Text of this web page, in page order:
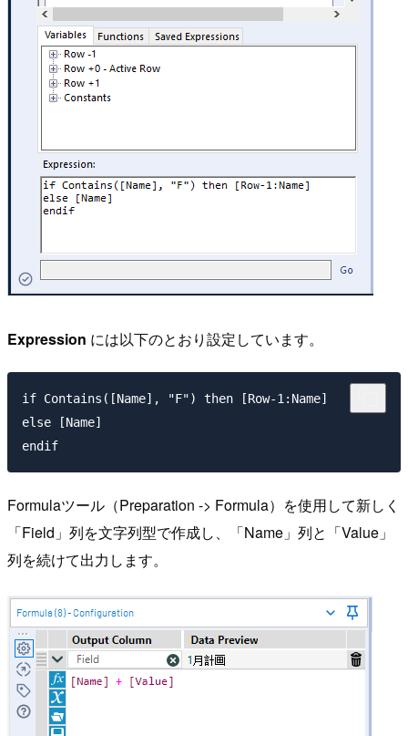
Expression には以下のとおり設定しています。
if Contains([Name], "F") then [Row-1:Name]
else [Name]
endif
Formulaツール（Preparation -> Formula）を使用して新しく
「Field」列を文字列型で作成し、「Name」列と「Value」
列を続けて出力します。